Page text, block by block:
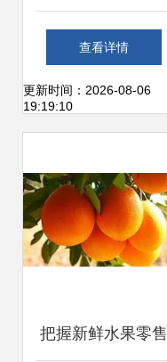
力 探访凯辉便利店
的新鲜水果零售
查看详情
更新时间：2026-08-06
19:19:10
把握新鲜水果零售